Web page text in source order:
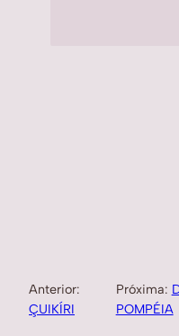
Anterior:
ÇUIKÍRI
Próxima:
POMPÉIA